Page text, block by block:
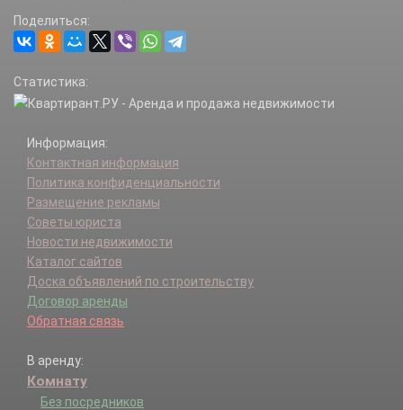
Поделиться:
Статистика:
Информация:
Контактная информация
Политика конфиденциальности
Размещение рекламы
Советы юриста
Новости недвижимости
Каталог сайтов
Доска объявлений по строительству
Договор аренды
Обратная связь
В аренду:
Комнату
Без посредников